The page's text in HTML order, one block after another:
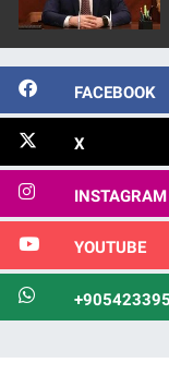
FACEBOOK
X
INSTAGRAM
YOUTUBE